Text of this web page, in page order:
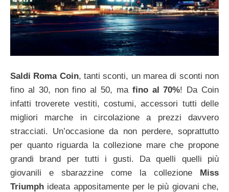
Saldi Roma Coin, tanti sconti, un marea di sconti non
fino al 30, non fino al 50, ma fino al 70%! Da Coin
infatti troverete vestiti, costumi, accessori tutti delle
migliori marche in circolazione a prezzi davvero
stracciati. Un’occasione da non perdere, soprattutto
per quanto riguarda la collezione mare che propone
grandi brand per tutti i gusti. Da quelli quelli più
giovanili e sbarazzine come la collezione Miss
Triumph ideata appositamente per le più giovani che,